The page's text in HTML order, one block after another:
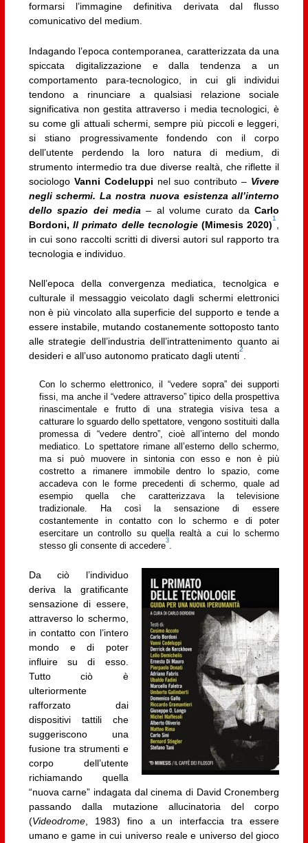
formarsi l’immagine definitiva derivata dal flusso
comunicativo del medium.
Indagando l’epoca contemporanea, caratterizzata da una
spiccata digitalizzazione e dalla tendenza a un
comportamento para-tecnologico, in cui gli individui
tendono a rinunciare a qualsiasi relazione sociale
significativa non gestita attraverso i media tecnologici, è
su come gli attuali schermi, sempre più piccoli e leggeri,
si stiano progressivamente fondendo con il corpo
dell’utente perdendo la loro natura di medium, di
strumento intermedio tra due diverse realtà, che riflette il
sociologo Vanni Codeluppi nel suo contributo– Vivere
negli schermi. La nostra nuova esistenza all’interno
dello spazio dei media – al volume curato daCarlo
Bordoni, Il primato delle tecnologie(Mimesis 2020)
1
in cui sono raccolti scritti di diversi autori sul rapporto tra
tecnologia e individuo.
Nell’epoca della convergenza mediatica, tecnolgica e
culturale il messaggio veicolato dagli schermi elettronici
non è più vincolato alla superficie del supporto e tende a
essere instabile, mutando costanemente sottoposto tanto
alle strategie dell’industria dell’intrattenimento quanto ai
desideri e all’uso autonomo praticato dagli utenti
2
Con lo schermo elettronico, il “vedere sopra” dei supporti
fissi, ma anche il “vedere attraverso” tipico della prospettiva
rinascimentale e frutto di una strategia visiva tesa a
catturare lo sguardo dello spettatore, vengono sostituiti dalla
promessa di “vedere dentro”, cioè all’interno del mondo
mediatico. Lo spettatore rimane all’esterno dello schermo,
ma si può muovere in sintonia con esso e non è più
costretto a rimanere immobile dentro lo spazio, come
accadeva con le forme precedenti di schermo, quale ad
esempio quella che caratterizzava la televisione
tradizionale. Ha così la sensazione di essere
costantemente in contatto con lo schermo e di poter
esercitare un controllo su quella realtà a cui lo schermo
stesso gli consente di accedere
3
.
Da ciò l’individuo
deriva la gratificante
sensazione di essere,
attraverso lo schermo,
in contatto con l’intero
mondo e di poter
influire su di esso.
Tutto ciò è
ulteriormente
rafforzato dai
dispositivi tattili che
suggeriscono una
fusione tra strumenti e
corpo dell’utente
richiamando quella
“nuova carne” indagata dal cinema di David Cronemberg
passando dalla mutazione allucinatoria del corpo
(Videodrome, 1983) fino a un interfaccia tra essere
umano e game in cui universo reale e universo del gioco